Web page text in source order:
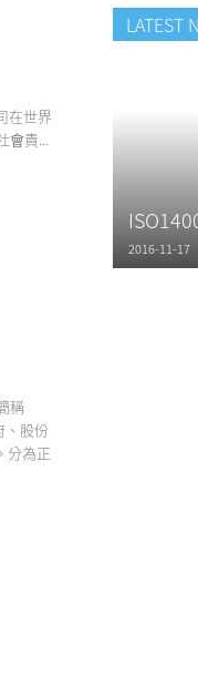
在世界
會責...
稱
、股份
分為正
LATEST
2016-11-17